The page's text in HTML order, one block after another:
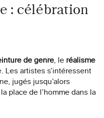
: célébration
de genre , le réalisme
Les artistes s’intéressent
jugés jusqu’alors
place de l’homme dans la